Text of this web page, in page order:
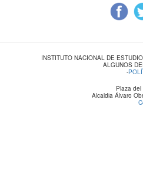
INSTITUTO NACIONAL DE
ALGUNOS
-
Plaza
Alcaldia Álvaro